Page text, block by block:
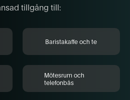
tillgång till:
Baristakaffe och te
Mötesrum och
telefonbås